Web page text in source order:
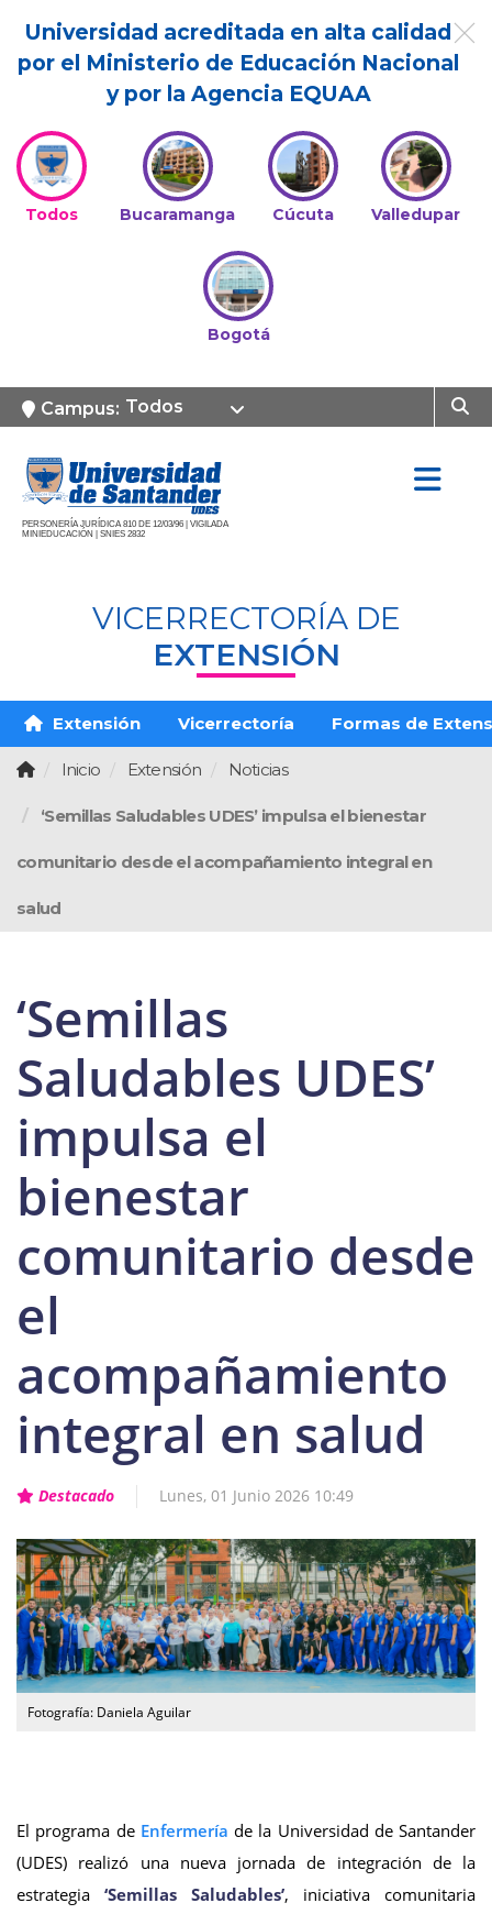
Universidad acreditada en alta calidad
por el Ministerio de Educación Nacional
y por la Agencia EQUAA
Todos Bucaramanga Cúcuta Valledupar
Bogotá
Campus: Todos
PERSONERÍA JURÍDICA 810 DE 12/03/96 | VIGILADA
MINIEDUCACIÓN | SNIES 2832
VICERRECTORÍA DE
EXTENSIÓN
Extensión Vicerrectoría Formas de
Inicio Extensión Noticias
‘Semillas Saludables UDES’ impulsa el bienestar
comunitario desde el acompañamiento integral en
salud
‘Semillas
Saludables UDES’
impulsa el
bienestar
comunitario desde
el
acompañamiento
integral en salud
Destacado Lunes, 01 Junio 2026 10:49
Fotografía: Daniela Aguilar
El programa de Enfermería de la Universidad de Santander
(UDES) realizó una nueva jornada de integración de la
estrategia ‘Semillas Saludables’, iniciativa comunitaria